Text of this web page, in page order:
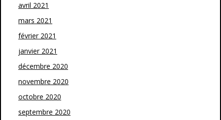
avril 2021
mars 2021
février 2021
janvier 2021
décembre 2020
novembre 2020
octobre 2020
septembre 2020